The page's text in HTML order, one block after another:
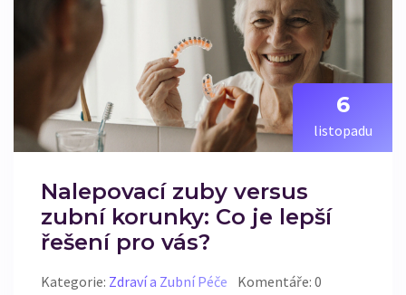
6
listopadu
Nalepovací zuby versus
zubní korunky: Co je lepší
řešení pro vás?
Kategorie: Zdraví a Zubní Péče Komentáře: 0